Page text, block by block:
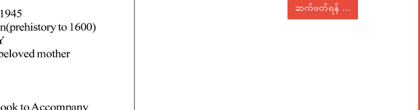
ဆက်ဖတ်ရန်